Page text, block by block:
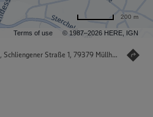
Terms of use © 1987–2026 HERE, IGN
200 m
, Schliengener Straße 1, 79379 Müllheim